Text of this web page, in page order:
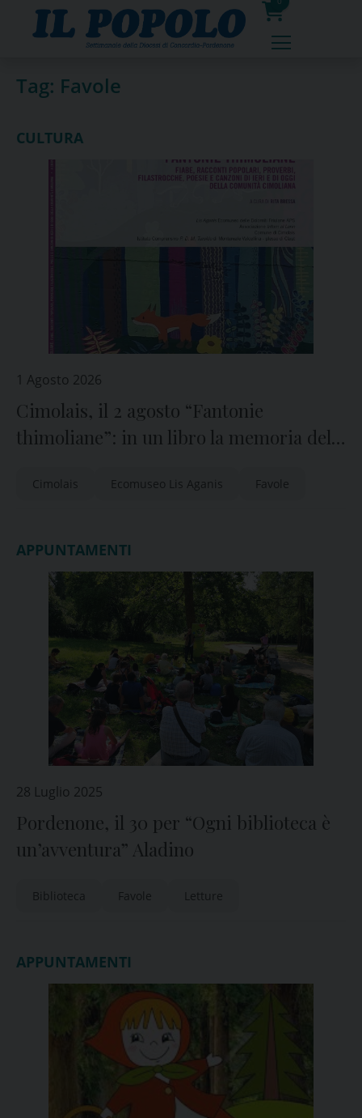
0
prodotti
Tag: Favole
CULTURA
1 Agosto 2026
Cimolais, il 2 agosto “Fantonie
thimoliane”: in un libro la memoria del
Cimolais Ecomuseo Lis Aganis Favole
APPUNTAMENTI
28 Luglio 2025
Pordenone, il 30 per “Ogni biblioteca è
un’avventura” Aladino
Biblioteca Favole Letture
APPUNTAMENTI